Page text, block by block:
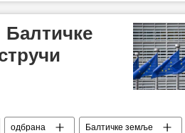
и наоружање
Анализе и мишљења
Балтичке
одбрана Балтичке земље